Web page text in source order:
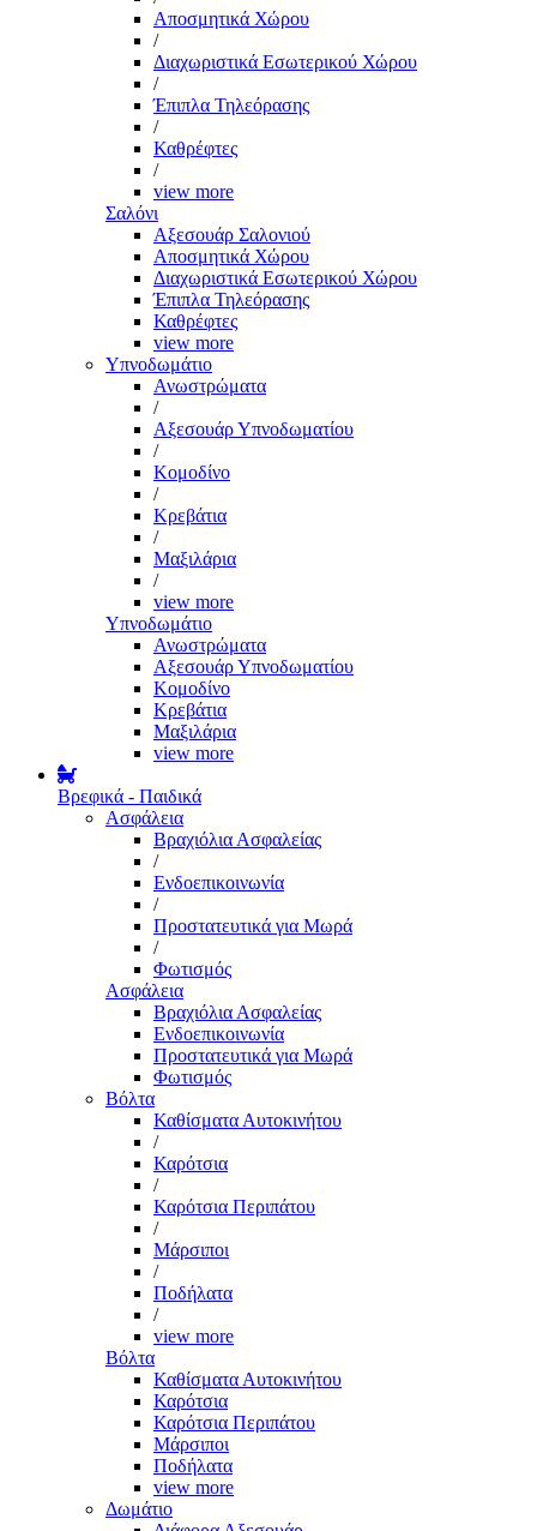
Αποσμητικά Χώρου
/
Διαχωριστικά Εσωτερικού Χώρου
/
Έπιπλα Τηλεόρασης
/
Καθρέφτες
/
view more
Σαλόνι
Αξεσουάρ Σαλονιού
Αποσμητικά Χώρου
Διαχωριστικά Εσωτερικού Χώρου
Έπιπλα Τηλεόρασης
Καθρέφτες
view more
Υπνοδωμάτιο
Ανωστρώματα
/
Αξεσουάρ Υπνοδωματίου
/
Κομοδίνο
/
Κρεβάτια
/
Μαξιλάρια
/
view more
Υπνοδωμάτιο
Ανωστρώματα
Αξεσουάρ Υπνοδωματίου
Κομοδίνο
Κρεβάτια
Μαξιλάρια
view more
Βρεφικά - Παιδικά
Ασφάλεια
Βραχιόλια Ασφαλείας
/
Ενδοεπικοινωνία
/
Προστατευτικά για Μωρά
/
Φωτισμός
Ασφάλεια
Βραχιόλια Ασφαλείας
Ενδοεπικοινωνία
Προστατευτικά για Μωρά
Φωτισμός
Βόλτα
Καθίσματα Αυτοκινήτου
/
Καρότσια
/
Καρότσια Περιπάτου
/
Μάρσιποι
/
Ποδήλατα
/
view more
Βόλτα
Καθίσματα Αυτοκινήτου
Καρότσια
Καρότσια Περιπάτου
Μάρσιποι
Ποδήλατα
view more
Δωμάτιο